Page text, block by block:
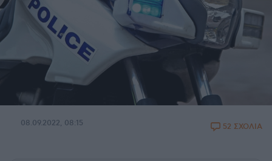
08.09.2022, 08:15 52 ΣΧΟΛΙΑ